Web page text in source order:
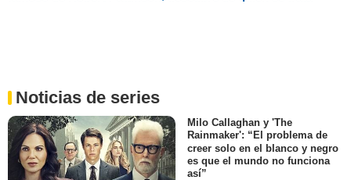
Noticias de series
Milo Callaghan y 'The
Rainmaker': “El problema de
creer solo en el blanco y negro
es que el mundo no funciona
así”